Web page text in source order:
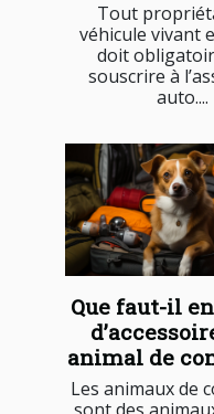
Tout
véhicule vivant
doit
souscrire à
auto....
Que faut-il
animal de
Les animaux de